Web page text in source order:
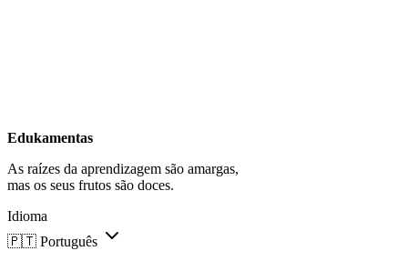
Edukamentas
As raízes da aprendizagem são amargas,
mas os seus frutos são doces.
Idioma
🇵🇹 Português